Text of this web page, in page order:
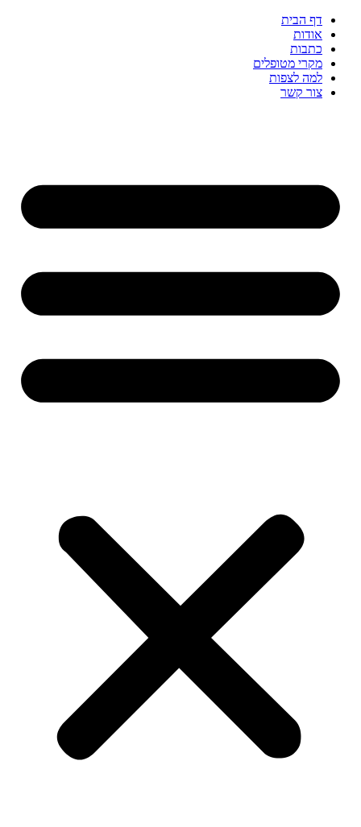
דף הבית
אודות
כתבות
מקרי מטופלים
למה לצפות
צור קשר